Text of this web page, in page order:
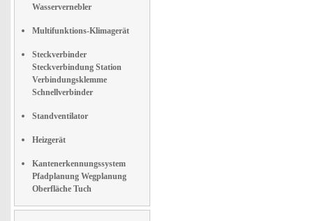
Wasservernebler
Multifunktions-Klimagerät
Steckverbinder
Steckverbindung Station
Verbindungsklemme
Schnellverbinder
Standventilator
Heizgerät
Kantenerkennungssystem
Pfadplanung Wegplanung
Oberfläche Tuch